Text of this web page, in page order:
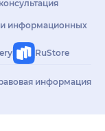
информационных
RuStore
информация